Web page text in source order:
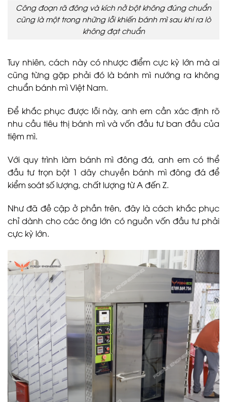
Công đoạn rã đông và kích nở bột không đúng chuẩn
cũng là một trong những lỗi khiến bánh mì sau khi ra lò
không đạt chuẩn
Tuy nhiên, cách này có nhược điểm cực kỳ lớn mà ai
cũng từng gặp phải đó là bánh mì nướng ra không
chuẩn bánh mì Việt Nam.
Để khắc phục được lỗi này, anh em cần xác định rõ
nhu cầu tiêu thị bánh mì và vốn đầu tư ban đầu của
tiệm mì.
Với quy trình làm bánh mì đông đá, anh em có thể
đầu tư trọn bột 1 dây chuyền bánh mì đông đá để
kiểm soát số lượng, chất lượng từ A đến Z.
Như đã đề cập ở phần trên, đây là cách khắc phục
chỉ dành cho các ông lớn có nguồn vốn đầu tư phải
cực kỳ lớn.